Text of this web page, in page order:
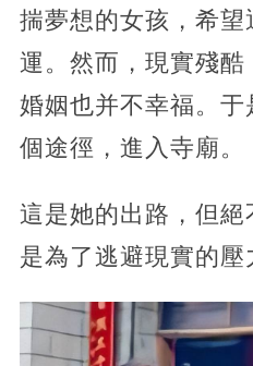
揣夢想的女孩，希望
運。然而，現實殘酷
婚姻也并不幸福。 于
個途徑，進入寺廟。
這是她的出路，但
是為了逃避現實的壓